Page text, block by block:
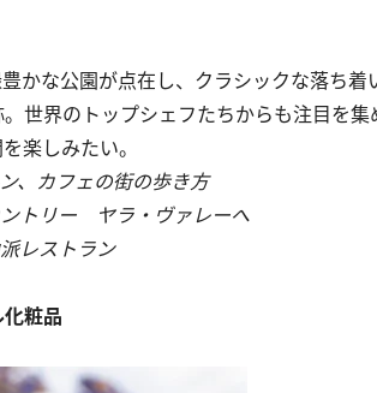
かな公園が点在し、クラシックな落ち着
世界のトップシェフたちからも注目を
楽しみたい。
、カフェの街の歩き方
トリー ヤラ・ヴァレーへ
レストラン
粧品